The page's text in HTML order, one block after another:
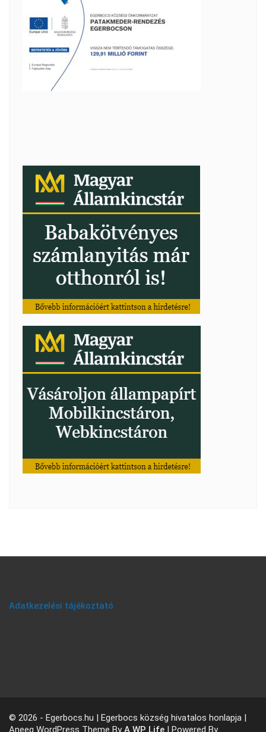
Adatkezelési tájékoztató
© 2026 - Egerbocs.hu | Egerbocs község hivatalos honlapja |
Aneeq WordPress Theme ByA WP Life | Powered By